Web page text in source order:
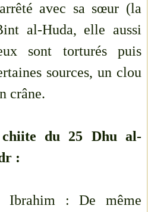
avec sa sœur (la
al-Huda, elle aussi
sont torturés puis
sources, un clou
crâne.
du 25 Dhu al-
:
Ibrahim : De même